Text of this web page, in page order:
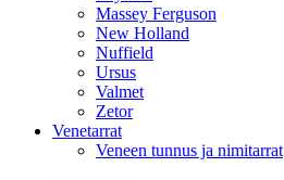
Massey Ferguson
New Holland
Nuffield
Ursus
Valmet
Zetor
Venetarrat
Veneen tunnus ja nimitarrat